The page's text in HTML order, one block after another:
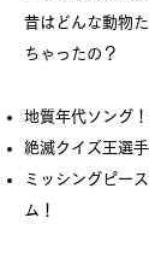
昔はどんな動物
ちゃったの？
地質年代ソング
絶滅クイズ王選手
ミッシングピー
ム！